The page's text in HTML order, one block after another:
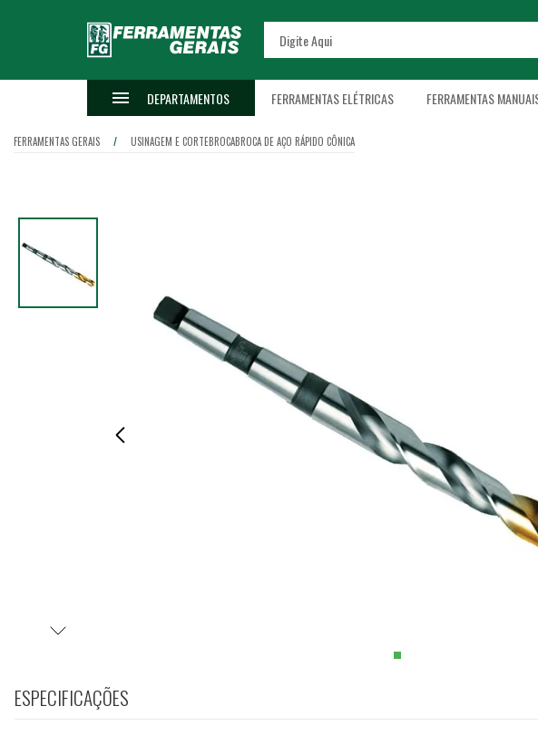
DEPARTAMENTOS FERRAMENTAS ELÉTRICAS FERRAMENTAS
FERRAMENTAS GERAIS USINAGEM E CORTEBROCABROCA DE AÇO RÁPIDO CÔNICA
ESPECIFICAÇÕES